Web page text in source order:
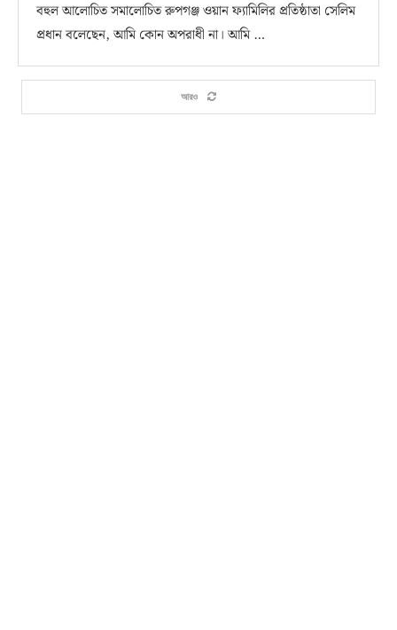
বহুল আলোচিত সমালোচিত রুপগঞ্জ ওয়ান ফ্যামিলির প্রতিষ্ঠাতা সেলিম
প্রধান বলেছেন, আমি কোন অপরাধী না। আমি …
আরও